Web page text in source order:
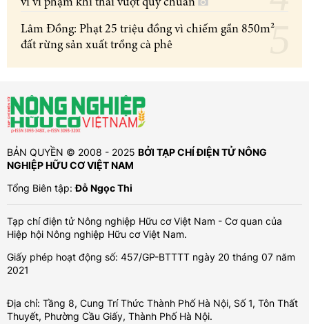
vì vi phạm khí thải vượt quy chuẩn
Lâm Đồng: Phạt 25 triệu đồng vì chiếm gần 850m²
đất rừng sản xuất trồng cà phê
BẢN QUYỀN © 2008 - 2025 BỞI TẠP CHÍ ĐIỆN TỬ NÔNG
NGHIỆP HỮU CƠ VIỆT NAM
Tổng Biên tập:Đỗ Ngọc Thi
Tạp chí điện tử Nông nghiệp Hữu cơ Việt Nam - Cơ quan của
Hiệp hội Nông nghiệp Hữu cơ Việt Nam.
Giấy phép hoạt động số: 457/GP-BTTTT ngày 20 tháng 07 năm
2021
Địa chỉ: Tầng 8, Cung Trí Thức Thành Phố Hà Nội, Số 1, Tôn Thất
Thuyết, Phường Cầu Giấy, Thành Phố Hà Nội.